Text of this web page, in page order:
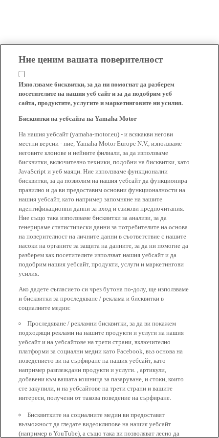
Ние ценим вашата поверителност
Използваме бисквитки, за да ни помогнат да разберем
посетителите на нашия уеб сайт и за да подобрим уеб
сайта, продуктите, услугите и маркетинговите ни усилия.
Бисквитки на уебсайта на Yamaha Motor
На нашия уебсайт (yamaha-motor.eu) - и всякакви негови
местни версии - ние, Yamaha Motor Europe N.V., използваме
неговите клонове и нейните филиали, за да използваме
бисквитки, включително техники, подобни на бисквитки, като
JavaScript и уеб маяци. Ние използваме функционални
бисквитки, за да позволим на нашия уебсайт да функционира
правилно и да ви предоставим основни функционалности на
нашия уебсайт, като например запомняне на вашите
идентификационни данни за вход и езикови предпочитания.
Ние също така използваме бисквитки за анализи, за да
генерираме статистически данни за потребителите на основа
на поверителност на личните данни в съответствие с нашите
насоки на органите за защита на данните, за да ни помогне да
разберем как посетителите използват нашия уебсайт и да
подобрим нашия уебсайт, продукти, услуги и маркетингови
усилия.
Ако дадете съгласието си чрез бутона по-долу, ще използваме
и бисквитки за проследяване / реклама и бисквитки в
социалните медии:
Проследяване / рекламни бисквитки, за да ви покажем
подходящи реклами на нашите продукти и услуги на нашия
уебсайт и на уебсайтове на трети страни, включително
платформи за социални медии като Facebook, въз основа на
поведението ви на сърфиране на нашия уебсайт, като
например разглеждани продукти и услуги. , артикули,
добавени към вашата кошница за пазаруване, и стоки, които
сте закупили, и на уебсайтове на трети страни и вашите
интереси, получени от такова поведение на сърфиране.
Бисквитките на социалните медии ви предоставят
възможност да гледате видеоклипове на нашия уебсайт
(например в YouTube), а също така ви позволяват лесно да